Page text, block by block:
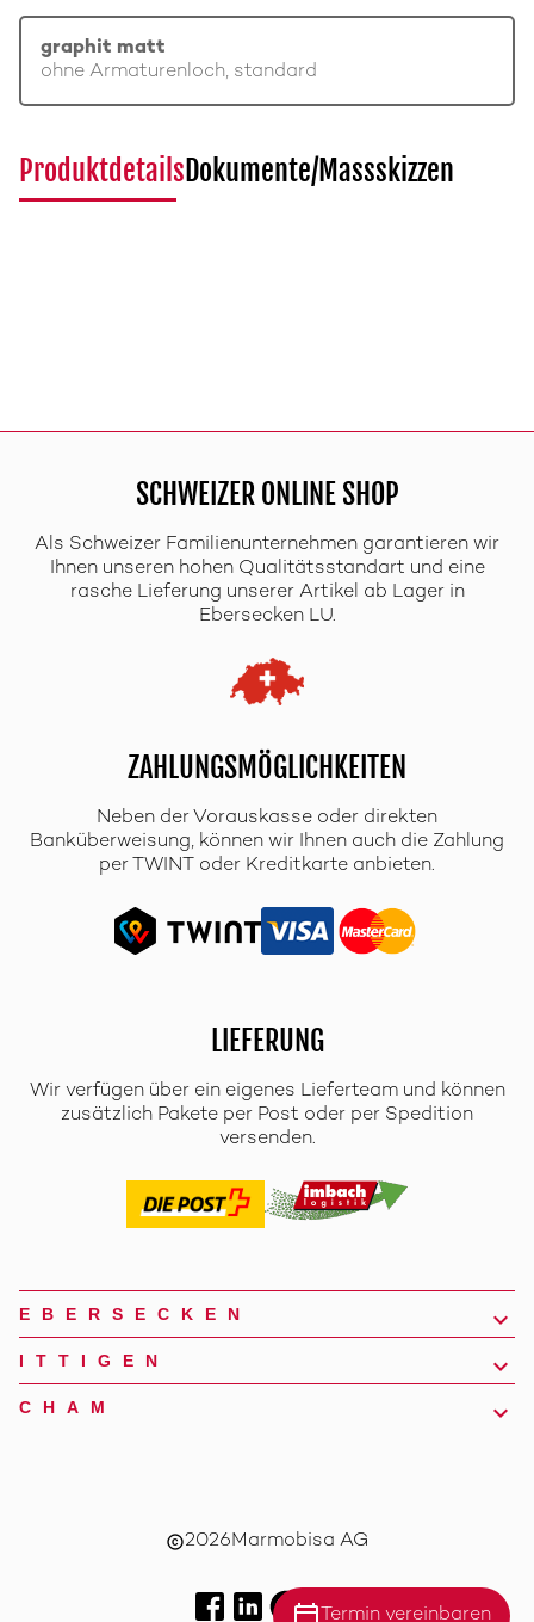
graphit matt
ohne Armaturenloch, standard
ProduktdetailsDokumente/Massskizzen
SCHWEIZER ONLINE SHOP
Als Schweizer Familienunternehmen garantieren wir
Ihnen unseren hohen Qualitätsstandart und eine
rasche Lieferung unserer Artikel ab Lager in
Ebersecken LU.
ZAHLUNGSMÖGLICHKEITEN
Neben der Vorauskasse oder direkten
Banküberweisung, können wir Ihnen auch die Zahlung
per TWINT oder Kreditkarte anbieten.
LIEFERUNG
Wir verfügen über ein eigenes Lieferteam und können
zusätzlich Pakete per Post oder per Spedition
versenden.
calendar_today Termin vereinbaren
EBERSECKEN
ITTIGEN
CHAM
copyright2026Marmobisa AG